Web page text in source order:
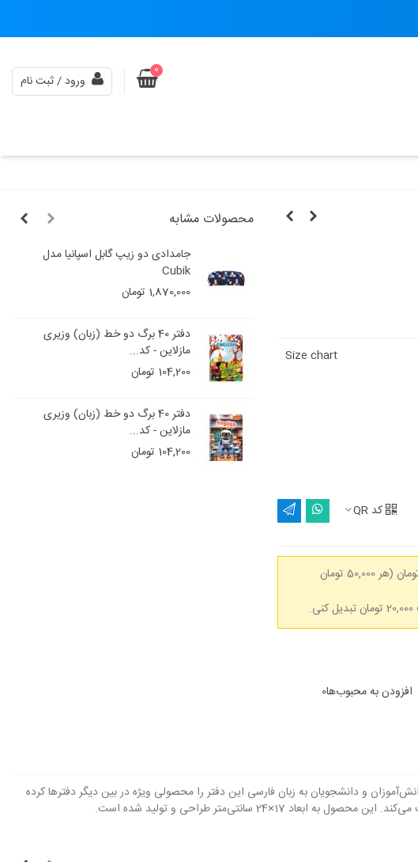
0
ورود / ثبت نام
Size chart
کد QR
(هر 50,000 تومان
افزودن به محبوب‌ها0
محصولات مشابه
جامدادی دو زیپ گابل اسپانیا مدل
Cubik
1,870,000 تومان
دفتر 40 برگ دو خط (زبان) وزیری
مازلاین - کد...
104,200 تومان
دفتر 40 برگ دو خط (زبان) وزیری
مازلاین - کد...
104,200 تومان
و دانشجویان به زبان فارسی این دفتر را محصولی ویژه در بین دیگر دفترها کرده
سانتی‌متر طراحی و تولید شده است
.